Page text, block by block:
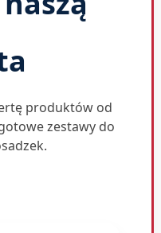
produktów od
zestawy do